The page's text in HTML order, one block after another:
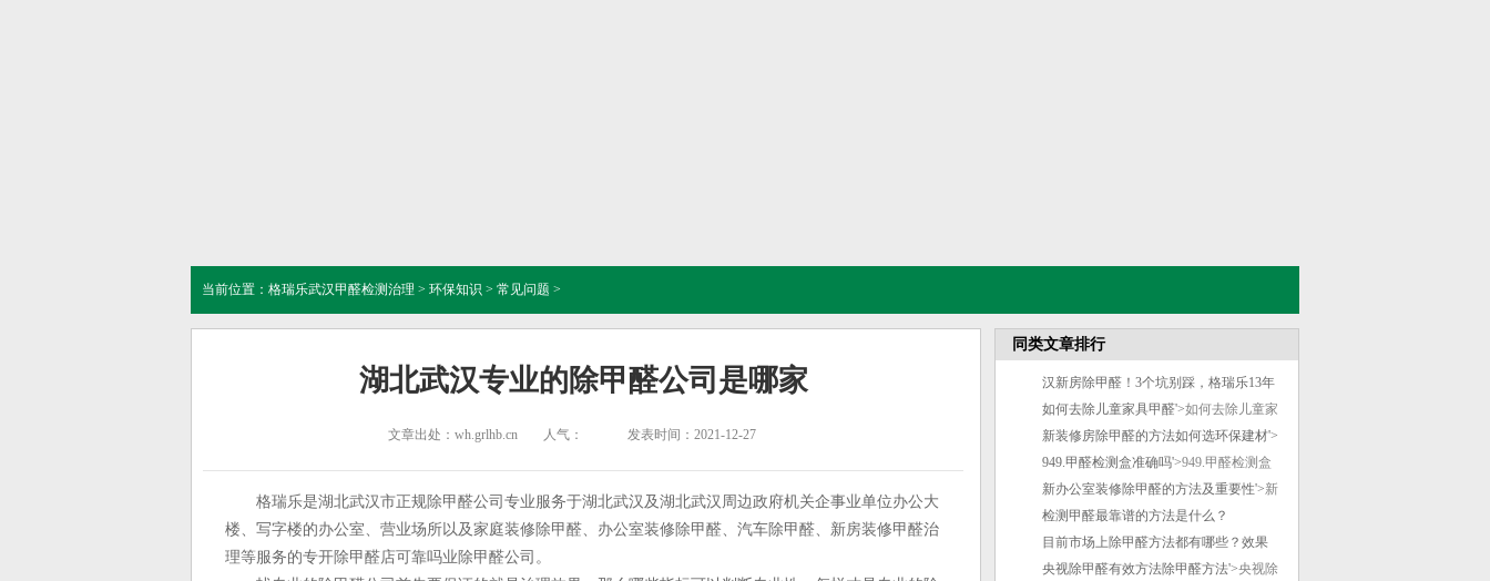
当前位置： 格瑞乐武汉甲醛检测治理 > 环保知识 > 常见问题 >
湖北武汉专业的除甲醛公司是哪家
文章出处：wh.grlhb.cn 人气： 发表时间：2021-12-27
格瑞乐是湖北武汉市正规除甲醛公司专业服务于湖北武汉及湖北武汉周边政府机关企事业单位办公大
楼、写字楼的办公室、营业场所以及家庭装修除甲醛、办公室装修除甲醛、汽车除甲醛、新房装修甲醛治
理等服务的专开除甲醛店可靠吗业除甲醛公司。
同类文章排行
汉新房除甲醛！3个坑别踩，格瑞乐13年
经
如何去除儿童家具甲醛'>如何去除儿童家
具甲醛
新装修房除甲醛的方法如何选环保建材'>
新装修房除甲醛的方法如何选环保建材
949.甲醛检测盒准确吗'>949.甲醛检测盒
准确吗
新办公室装修除甲醛的方法及重要性'>新
办公室装修除甲醛的方法及重要性
检测甲醛最靠谱的方法是什么？
目前市场上除甲醛方法都有哪些？效果
怎'>目前市场上除甲醛方法都有哪些？效
央视除甲醛有效方法除甲醛方法'>央视除